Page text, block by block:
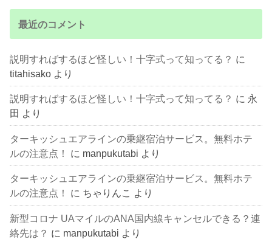
最近のコメント
説明すればするほど怪しい！十字式って知ってる？ に
titahisako より
説明すればするほど怪しい！十字式って知ってる？ に 永
田 より
ターキッシュエアラインの乗継宿泊サービス。無料ホテ
ルの注意点！
に manpukutabi より
ターキッシュエアラインの乗継宿泊サービス。無料ホテ
ルの注意点！
に ちゃりんこ より
新型コロナ UAマイルのANA国内線キャンセルできる？連
絡先は？ に manpukutabi より